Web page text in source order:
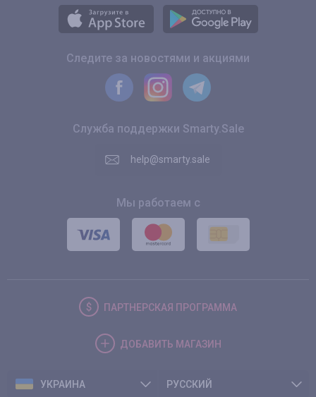
Следите за новостями и акциями
Служба поддержки Smarty.Sale
help@smarty.sale
Мы работаем с
ПАРТНЕРСКАЯ ПРОГРАММА
ДОБАВИТЬ МАГАЗИН
УКРАИНА РУССКИЙ